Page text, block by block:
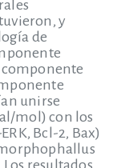
y
de
unirse
mol) con los
Bcl-2, Bax)